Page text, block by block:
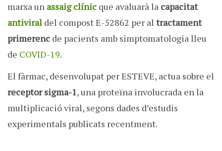
marxa un assaig clínic que avaluarà la capacitat
antiviral del compost E-52862 per al tractament
primerenc de pacients amb simptomatologia lleu
de COVID-19.
El fàrmac, desenvolupat per ESTEVE, actua sobre el
receptor sigma-1, una proteïna involucrada en la
multiplicació viral, segons dades d’estudis
experimentals publicats recentment.